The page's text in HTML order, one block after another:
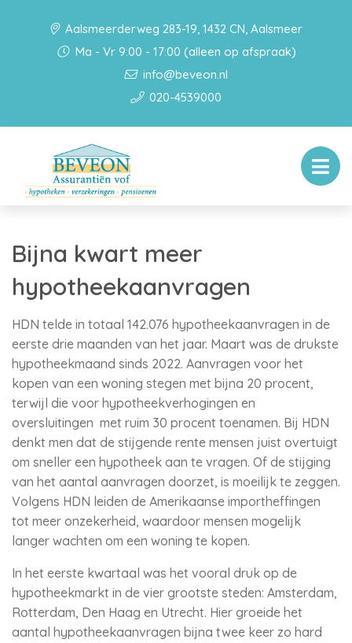
Aalsmeerderweg 283-19, 1432 CN, Aalsmeer
Ma - Vr 9:00 - 17:00 (alleen op afspraak)
info@beveon.nl
020-4539000
Bijna kwart meer
hypotheekaanvragen
HDN telde in totaal 142.076 hypotheekaanvragen in de
eerste drie maanden van het jaar. Maart was de drukste
hypotheekmaand sinds 2022. Aanvragen voor het
kopen van een woning stegen met bijna 20 procent,
terwijl die voor hypotheekverhogingen en
oversluitingen met ruim 30 procent toenamen. Bij HDN
denkt men dat de stijgende rente mensen juist overtuigt
om sneller een hypotheek aan te vragen. Of de stijging
van het aantal aanvragen doorzet, is moeilijk te zeggen.
Volgens HDN leiden de Amerikaanse importheffingen
tot meer onzekerheid, waardoor mensen mogelijk
langer wachten om een woning te kopen.
In het eerste kwartaal was het vooral druk op de
hypotheekmarkt in de vier grootste steden: Amsterdam,
Rotterdam, Den Haag en Utrecht. Hier groeide het
aantal hypotheekaanvragen bijna twee keer zo hard